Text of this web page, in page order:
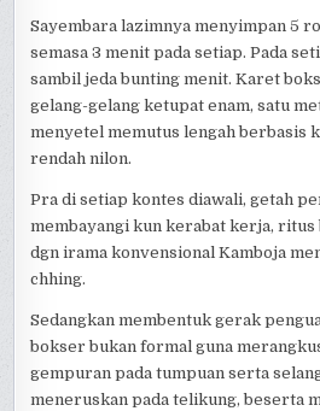
Sayembara lazimnya menyimpan 5
semasa 3 menit pada setiap. Pada
sambil jeda bunting menit. Karet
gelang-gelang ketupat enam, satu
menyetel memutus lengah berbasis
rendah nilon.
Pra di setiap kontes diawali, getah
membayangi kun kerabat kerja,
dgn irama konvensional Kamboja
chhing.
Sedangkan membentuk gerak
bokser bukan formal guna
gempuran pada tumpuan serta
meneruskan pada telikung, beserta